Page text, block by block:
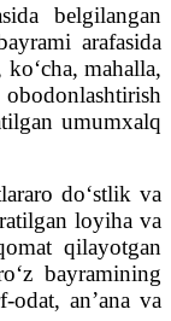
belgilangan
arafasida
mahalla,
umumxalq
do‘stlik va
loyiha va
qilayotgan
bayramining
odat, an’ana va